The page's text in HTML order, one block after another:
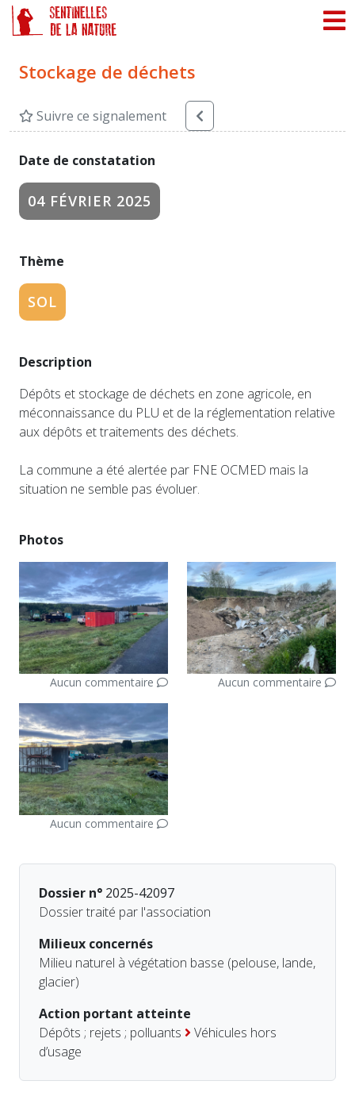
Stockage de déchets
Suivre ce signalement
Date de constatation
04 FÉVRIER 2025
Thème
SOL
Description
Dépôts et stockage de déchets en zone agricole, en
méconnaissance du PLU et de la réglementation relative
aux dépôts et traitements des déchets.
La commune a été alertée par FNE OCMED mais la
situation ne semble pas évoluer.
Photos
Aucun commentaire Aucun commentaire
Aucun commentaire
Dossier n° 2025-42097
Dossier traité par l'association
Milieux concernés
Milieu naturel à végétation basse (pelouse, lande,
glacier)
Action portant atteinte
Dépôts ; rejets ; polluants
Véhicules hors
d’usage
Panneau de gestion des cookies